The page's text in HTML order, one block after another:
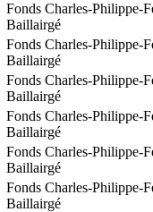
Fonds Charles-Philippe-
Baillairgé
Fonds Charles-Philippe-
Baillairgé
Fonds Charles-Philippe-
Baillairgé
Fonds Charles-Philippe-
Baillairgé
Fonds Charles-Philippe-
Baillairgé
Fonds Charles-Philippe-
Baillairgé